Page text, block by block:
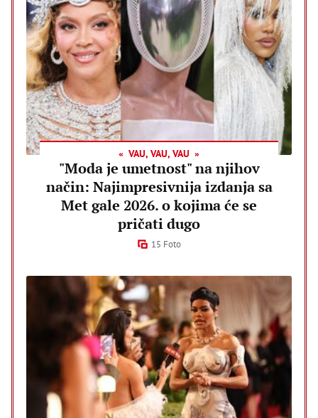
VAU, VAU, VAU
"Moda je umetnost" na njihov
način: Najimpresivnija izdanja sa
Met gale 2026. o kojima će se
pričati dugo
15 Foto